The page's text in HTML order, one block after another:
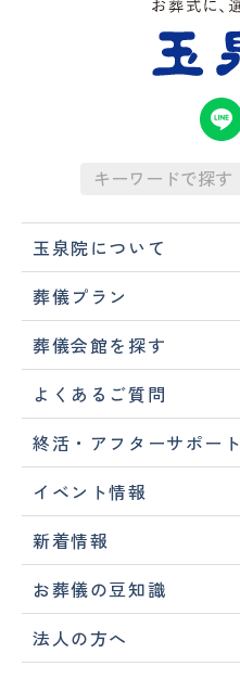
玉泉院について
葬儀プラン
葬儀会館を探す
よくあるご質問
終活・アフターサポート
イベント情報
新着情報
お葬儀の豆知識
法人の方へ